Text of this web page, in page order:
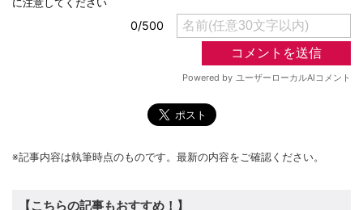
※記事内容は執筆時点のものです。最新の内容をご確認ください。
【こちらの記事もおすすめ！】